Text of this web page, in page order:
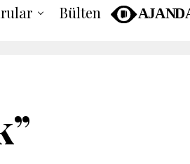
Bülten